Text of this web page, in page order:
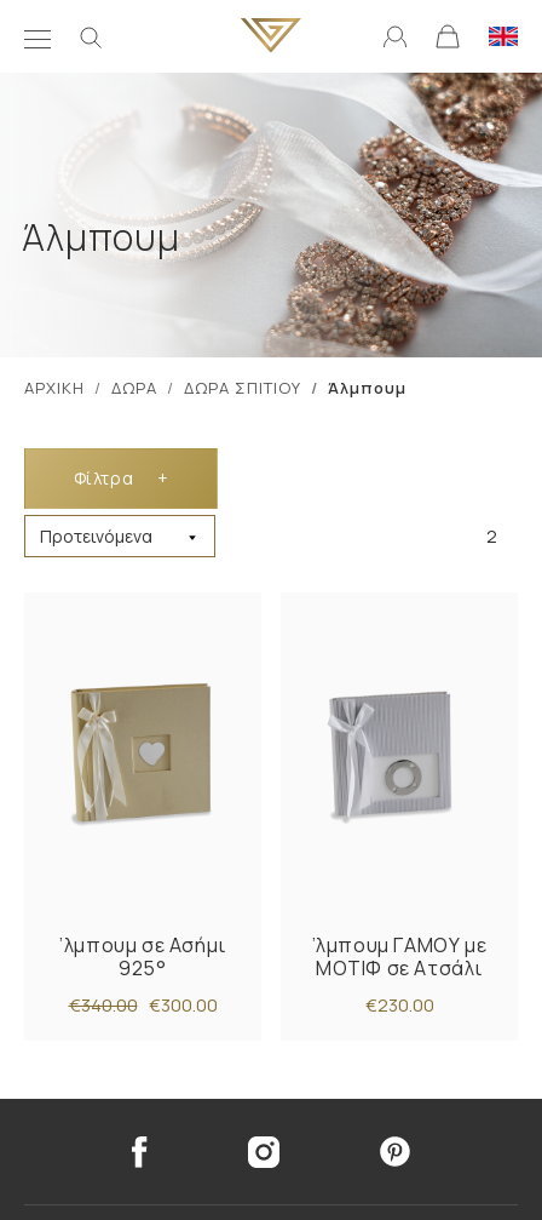
Άλμπουμ
ΑΡΧΙΚΗ ΔΩΡΑ ΔΩΡΑ ΣΠΙΤΙΟΥ Άλμπουμ
Φίλτρα +
2
’λμπουμ σε Ασήμι
925°
€340.00 €300.00
’λμπουμ ΓΑΜΟΥ με
ΜΟΤΙΦ σε Ατσάλι
€230.00